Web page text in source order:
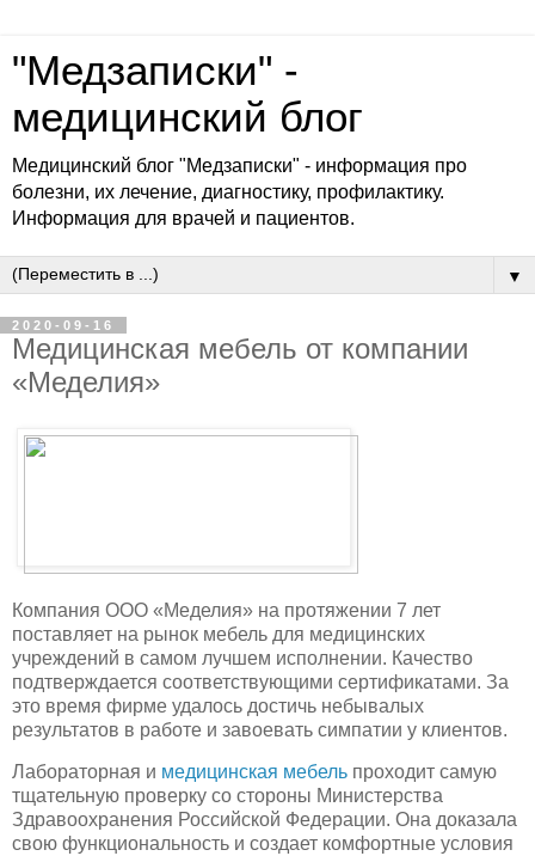
"Медзаписки" -
медицинский блог
Медицинский блог "Медзаписки" - информация про
болезни, их лечение, диагностику, профилактику.
Информация для врачей и пациентов.
▼
2020-09-16
Медицинская мебель от компании
«Меделия»
Компания ООО «Меделия» на протяжении 7 лет
поставляет на рынок мебель для медицинских
учреждений в самом лучшем исполнении. Качество
подтверждается соответствующими сертификатами. За
это время фирме удалось достичь небывалых
результатов в работе и завоевать симпатии у клиентов.
Лабораторная и медицинская мебель проходит самую
тщательную проверку со стороны Министерства
Здравоохранения Российской Федерации. Она доказала
свою функциональность и создает комфортные условия